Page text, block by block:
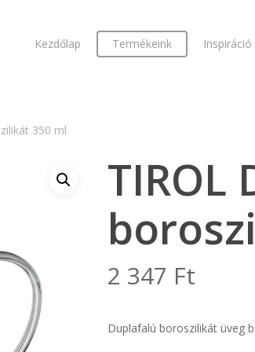
Kezdőlap Termékeink Inspiráció
350 ml
TIROL
2 347 Ft
Duplafalú boroszilikát üveg